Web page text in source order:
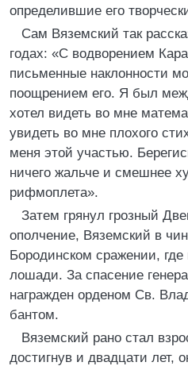
определившие его
Сам Вяземский так
годах: «С водворением
письменные наклонности
поощрением его. Я был
хотел видеть во мне
увидеть во мне плохого
меня этой участью.
ничего жальче и смешнее
рифмоплета».
Затем грянул грозный
ополчение, Вяземский в
Бородинском сражении,
лошади. За спасение
награжден орденом Св.
бантом.
Вяземский рано стал
достигнув и двадцати лет,